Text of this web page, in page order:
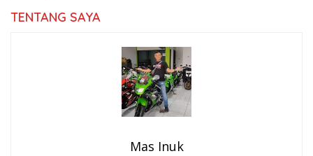
TENTANG SAYA
Mas Inuk